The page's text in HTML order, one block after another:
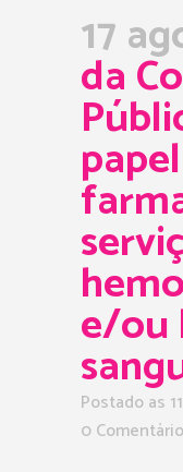
17
da
e/ou
Postado as
0